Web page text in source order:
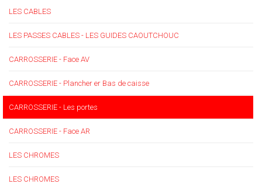
LES CABLES
LES PASSES CABLES - LES GUIDES CAOUTCHOUC
CARROSSERIE - Face AV
CARROSSERIE - Plancher er Bas de caisse
CARROSSERIE - Les portes
CARROSSERIE - Face AR
LES CHROMES
LES CHROMES